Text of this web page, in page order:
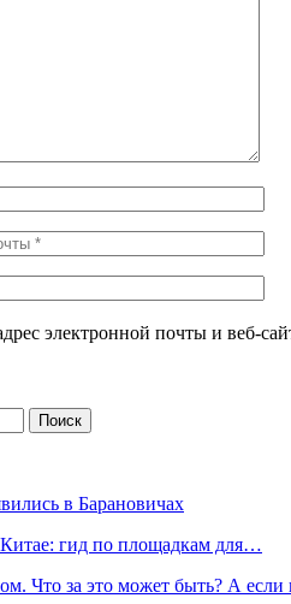
электронной почты и веб-
в Барановичах
гид по площадкам для…
Что за это может быть? А